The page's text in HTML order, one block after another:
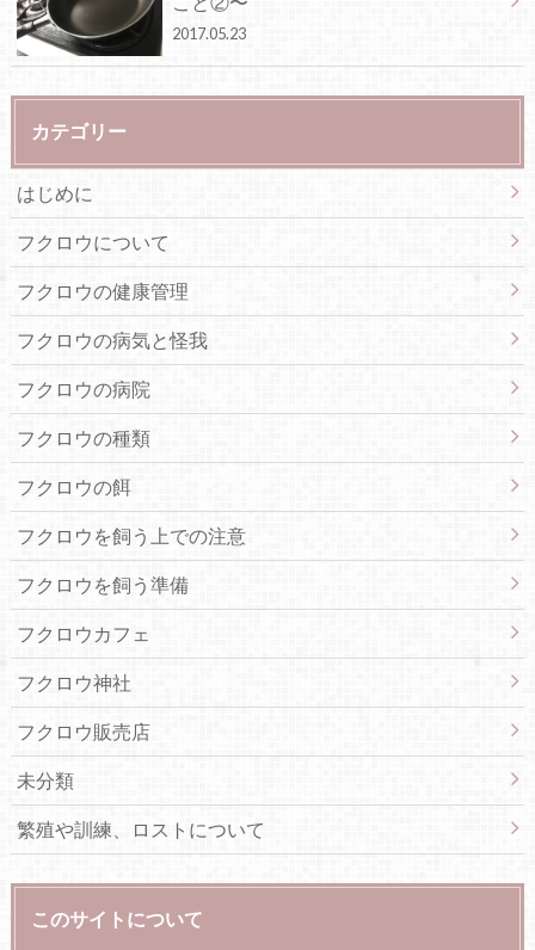
2017.05.23
カテゴリー
はじめに
フクロウについて
フクロウの健康管理
フクロウの病気と怪我
フクロウの病院
フクロウの種類
フクロウの餌
フクロウを飼う上での注意
フクロウを飼う準備
フクロウカフェ
フクロウ神社
フクロウ販売店
未分類
繁殖や訓練、ロストについて
このサイトについて